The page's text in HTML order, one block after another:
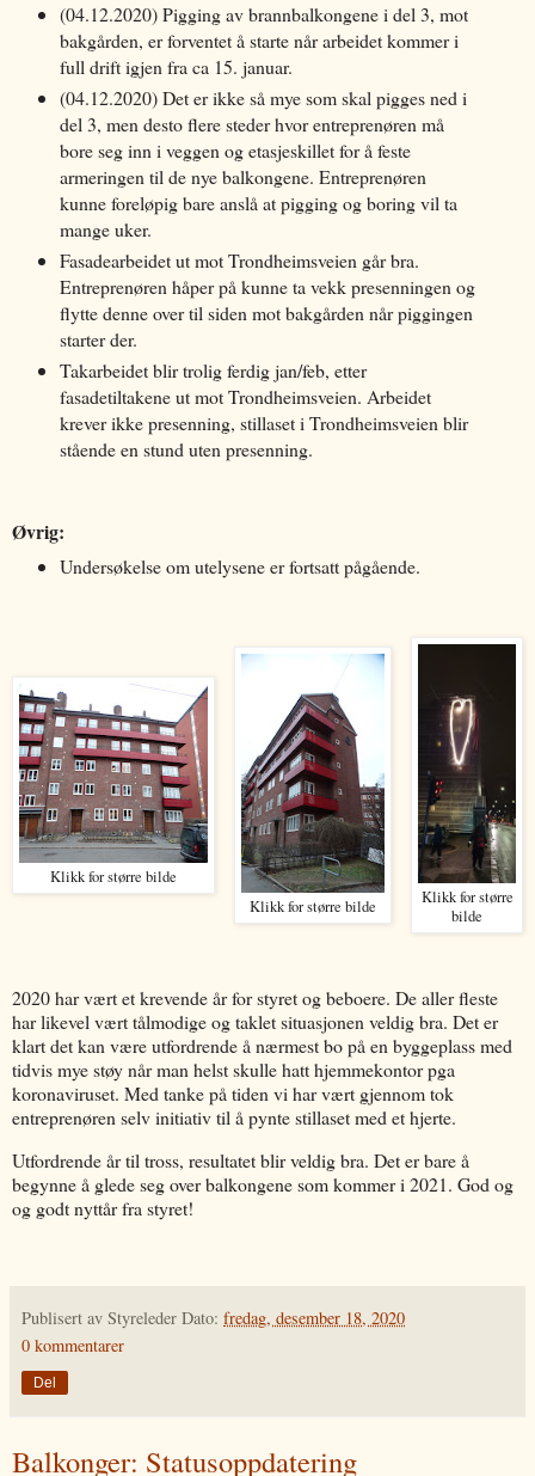
(04.12.2020) Pigging av brannbalkongene i del 3, mot
bakgården, er forventet å starte når arbeidet kommer i
full drift igjen fra ca 15. januar.
(04.12.2020) Det er ikke så mye som skal pigges ned i
del 3, men desto flere steder hvor entreprenøren må
bore seg inn i veggen og etasjeskillet for å feste
armeringen til de nye balkongene. Entreprenøren
kunne foreløpig bare anslå at pigging og boring vil ta
mange uker.
Fasadearbeidet ut mot Trondheimsveien går bra.
Entreprenøren håper på kunne ta vekk presenningen og
flytte denne over til siden mot bakgården når piggingen
starter der.
Takarbeidet blir trolig ferdig jan/feb, etter
fasadetiltakene ut mot Trondheimsveien. Arbeidet
krever ikke presenning, stillaset i Trondheimsveien blir
stående en stund uten presenning.
Øvrig:
Undersøkelse om utelysene er fortsatt pågående.
Klikk for større bilde
Klikk for større bilde
Klikk for større
bilde
2020 har vært et krevende år for styret og beboere. De aller fleste
har likevel vært tålmodige og taklet situasjonen veldig bra. Det er
klart det kan være utfordrende å nærmest bo på en byggeplass med
tidvis mye støy når man helst skulle hatt hjemmekontor pga
koronaviruset. Med tanke på tiden vi har vært gjennom tok
entreprenøren selv initiativ til å pynte stillaset med et hjerte.
Utfordrende år til tross, resultatet blir veldig bra. Det er bare å
begynne å glede seg over balkongene som kommer i 2021. God og
og godt nyttår fra styret!
Publisert av Styreleder Dato: fredag, desember 18, 2020
0 kommentarer
Del
Balkonger: Statusoppdatering